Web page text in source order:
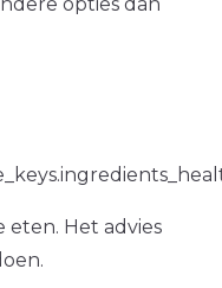
eten. Het advies